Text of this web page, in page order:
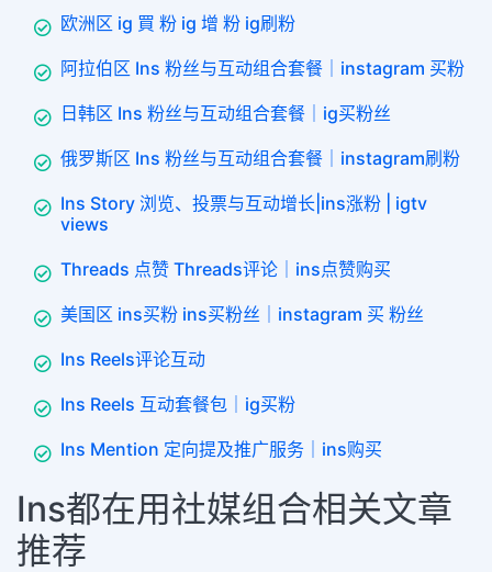
欧洲区 ig 買 粉 ig 增 粉 ig刷粉
阿拉伯区 Ins 粉丝与互动组合套餐｜instagram 买粉
日韩区 Ins 粉丝与互动组合套餐｜ig买粉丝
俄罗斯区 Ins 粉丝与互动组合套餐｜instagram刷粉
Ins Story 浏览、投票与互动增长|ins涨粉 | igtv
views
Threads 点赞 Threads评论｜ins点赞购买
美国区 ins买粉 ins买粉丝｜instagram 买 粉丝
Ins Reels评论互动
Ins Reels 互动套餐包｜ig买粉
Ins Mention 定向提及推广服务｜ins购买
Ins都在用社媒组合相关文章
推荐